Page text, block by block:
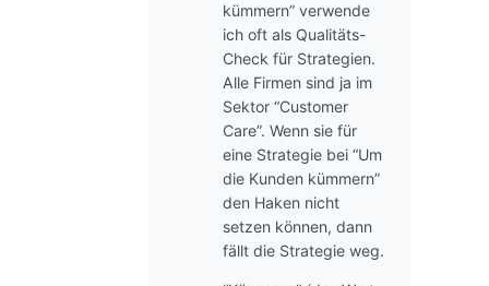
kümmern” verwende
ich oft als Qualitäts-
Check für Strategien.
Alle Firmen sind ja im
Sektor “Customer
Care”. Wenn sie für
eine Strategie bei “Um
die Kunden kümmern”
den Haken nicht
setzen können, dann
fällt die Strategie weg.